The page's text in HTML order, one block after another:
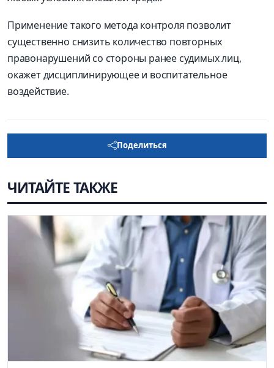
Применение такого метода контроля позволит
существенно снизить количество повторных
правонарушений со стороны ранее судимых лиц,
окажет дисциплинирующее и воспитательное
воздействие.
Поделиться
ЧИТАЙТЕ ТАКЖЕ